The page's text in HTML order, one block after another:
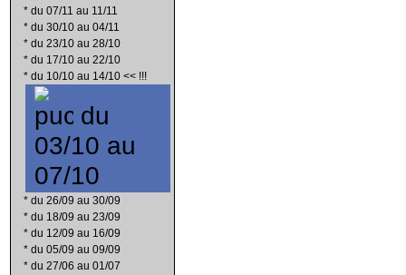
* du 07/11 au 11/11
* du 30/10 au 04/11
* du 23/10 au 28/10
* du 17/10 au 22/10
* du 10/10 au 14/10 << !!!
du
03/10 au
07/10
* du 26/09 au 30/09
* du 18/09 au 23/09
* du 12/09 au 16/09
* du 05/09 au 09/09
* du 27/06 au 01/07